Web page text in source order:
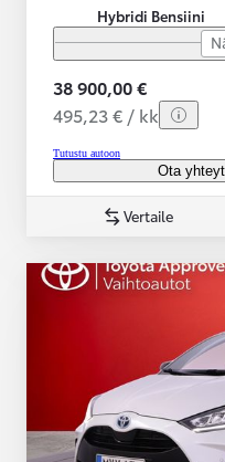
Hybridi Bensiini
38 900,00 €
495,23 € / kk
Tutustu autoon
Ota
Vertaile